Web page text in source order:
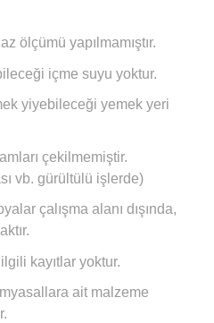
ölçümü yapılmamıştır.
içme suyu yoktur.
yiyebileceği yemek yeri
çekilmemiştir.
vb. gürültülü işlerde)
çalışma alanı dışında,
kayıtlar yoktur.
ait malzeme